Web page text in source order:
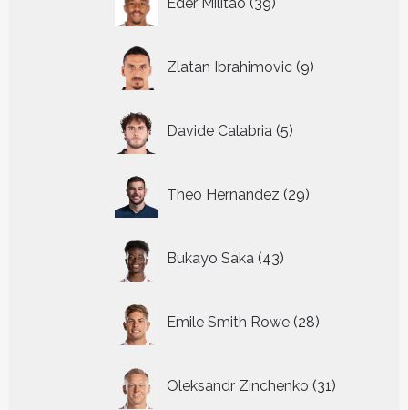
producten
Zlatan Ibrahimovic 9
producten
Davide Calabria 5
producten
Theo Hernandez 29
producten
Bukayo Saka 43
producten
Emile Smith Rowe 28
producten
Oleksandr Zinchenko 31
producten